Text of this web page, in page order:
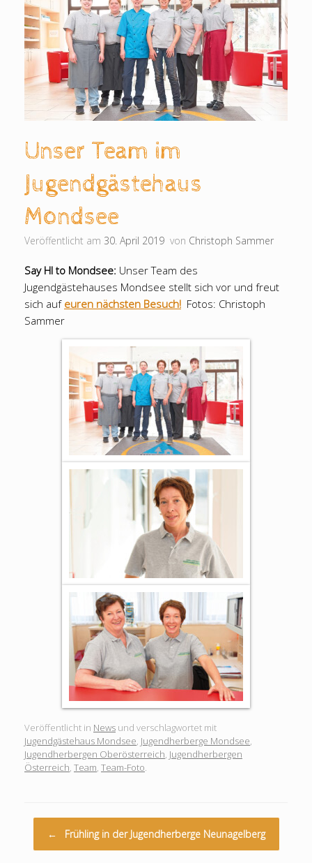
Unser Team im
Jugendgästehaus
Mondsee
Veröffentlicht am 30. April 2019 von Christoph Sammer
Say HI to Mondsee: Unser Team des
Jugendgästehauses Mondsee stellt sich vor und freut
sich auf euren nächsten Besuch! Fotos: Christoph
Sammer
Veröffentlicht in News und verschlagwortet mit
Jugendgästehaus Mondsee, Jugendherberge Mondsee,
Jugendherbergen Oberösterreich, Jugendherbergen
Österreich, Team, Team-Foto.
← Frühling in der Jugendherberge Neunagelberg